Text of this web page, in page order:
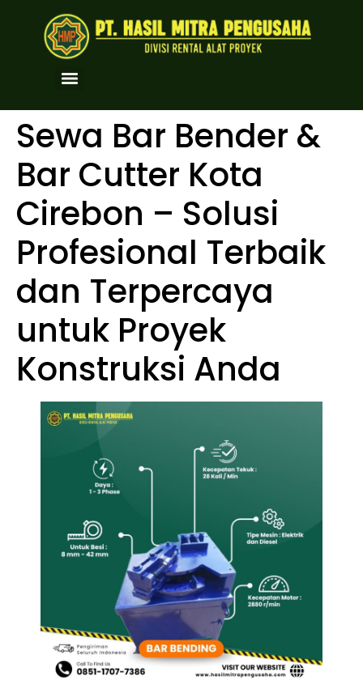
Sewa Bar Bender &
Bar Cutter Kota
Cirebon – Solusi
Profesional Terbaik
dan Terpercaya
untuk Proyek
Konstruksi Anda